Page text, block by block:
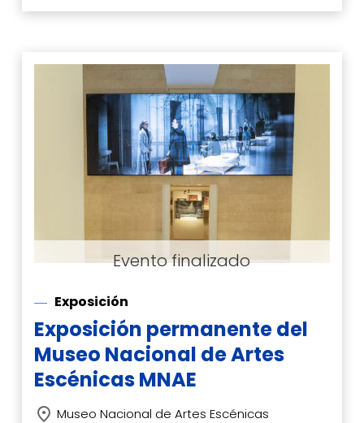
Exposición
Exposición permanente del
Museo Nacional de Artes
Escénicas MNAE
Museo Nacional de Artes Escénicas